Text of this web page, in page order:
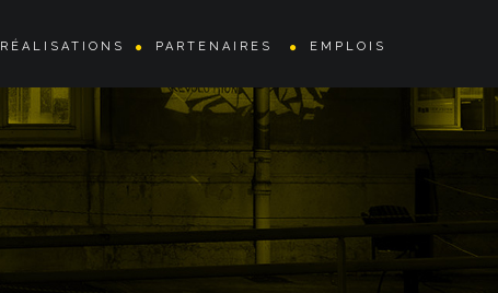
RÉALISATIONS PARTENAIRES EMPLOIS